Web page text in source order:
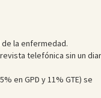
la enfermedad.
telefónica sin un
en GPD y 11% GTE) se